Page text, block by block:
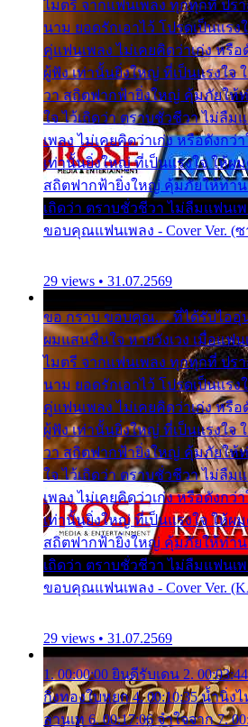
ไมตรี จากแฟนเพลง ทุกทุกที่ ปร
นาม ยอดรักเอาไว้ โปรดเป็นแรง
คู่แฟนเพลง ไม่เคยคิดว่าเก่ง หรื
ผู้ฟัง เท่านั้นยิ่งใหญ่ ที่เป็นแรงใจ
วา สถิตฟากฟ้ายิ่งใหญ่ คุ้มภัยให้
ใจ ไว้เถิดว่า ตราบชั่วชีวา ไม่ลื
เพลง ไม่เคยคิดว่าเก่ง หรือดังก
เท่านั้นยิ่งใหญ่ ที่เป็นแรงใจ ให้ผ
สถิตฟากฟ้ายิ่งใหญ่ คุ้มภัยให้ท่าน
เถิดว่า ตราบชั่วชีวา ไม่ลืมแฟนเ
ขอบคุณแฟนเพลง - Cover Ver. (
29 views • 31.07.2569
ขอ กราบ ขอบคุณ.... ที่ได้รับไออุ่
ผมแสนชื่นใจ หายวังเวง เมื่อแฟน
ไมตรี จากแฟนเพลง ทุกทุกที่ ปร
นาม ยอดรักเอาไว้ โปรดเป็นแรง
คู่แฟนเพลง ไม่เคยคิดว่าเก่ง หรื
ผู้ฟัง เท่านั้นยิ่งใหญ่ ที่เป็นแรงใจ
วา สถิตฟากฟ้ายิ่งใหญ่ คุ้มภัยให้
ใจ ไว้เถิดว่า ตราบชั่วชีวา ไม่ลื
เพลง ไม่เคยคิดว่าเก่ง หรือดังก
เท่านั้นยิ่งใหญ่ ที่เป็นแรงใจ ให้ผ
สถิตฟากฟ้ายิ่งใหญ่ คุ้มภัยให้ท่าน
เถิดว่า ตราบชั่วชีวา ไม่ลืมแฟนเ
ขอบคุณแฟนเพลง - Cover Ver.
29 views • 31.07.2569
1. 00:00:00 ยินดีรับเดน 2.
กิ่งทองใบหยก 4. 00:10:35 น้ำนิ่ง
ลานเท 6. 00:17:06 จำใจจาก 7.